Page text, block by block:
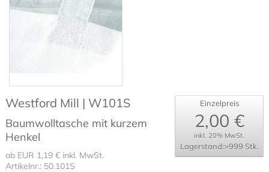
Einzelpreis
2,00 €
inkl. 20% MwSt.
Lagerstand:>999 Stk.
Westford Mill | W101S
Baumwolltasche mit kurzem
Henkel
ab EUR 1,19 € inkl. MwSt.
Artikelnr.: 50.101S